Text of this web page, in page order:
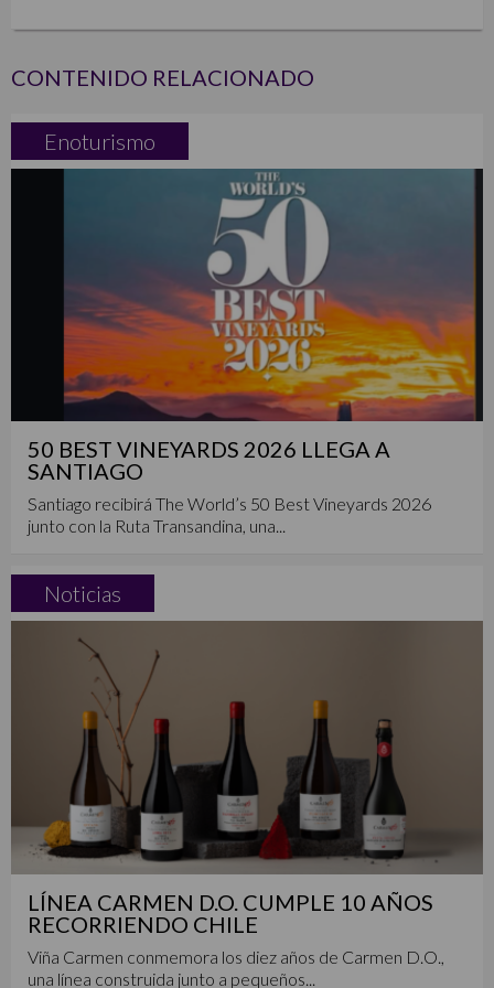
CONTENIDO RELACIONADO
Enoturismo
50 BEST VINEYARDS 2026 LLEGA A
SANTIAGO
Santiago recibirá The World’s 50 Best Vineyards 2026
junto con la Ruta Transandina, una...
Noticias
LÍNEA CARMEN D.O. CUMPLE 10 AÑOS
RECORRIENDO CHILE
Viña Carmen conmemora los diez años de Carmen D.O.,
una línea construida junto a pequeños...